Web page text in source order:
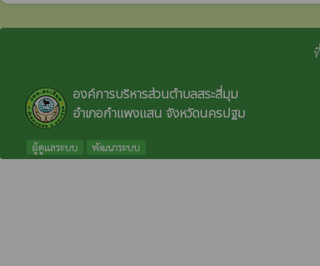
องค์การบริหารส่วนตำบลสระสี่มุม
อำเภอกำแพงแสน จังหวัดนครปฐม
ผู้ดูแลระบบ พัฒนาระบบ